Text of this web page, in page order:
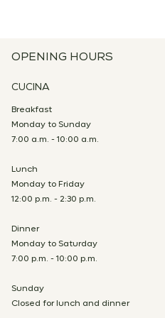
OPENING HOURS
CUCINA
Breakfast
Monday to Sunday
7:00 a.m. - 10:00 a.m.
Lunch
Monday to Friday
12:00 p.m. - 2:30 p.m.
Dinner
Monday to Saturday
7:00 p.m. - 10:00 p.m.
Sunday
Closed for lunch and dinner